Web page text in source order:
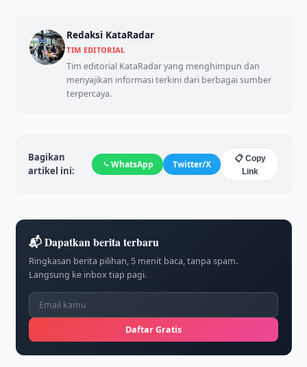
Redaksi KataRadar
TIM EDITORIAL
Tim editorial KataRadar yang menghimpun dan
menyajikan informasi terkini dari berbagai sumber
terpercaya.
Bagikan
artikel ini:
WhatsApp Twitter/X
📋 Copy
Link
📬 Dapatkan berita terbaru
Ringkasan berita pilihan, 5 menit baca, tanpa spam.
Langsung ke inbox tiap pagi.
Daftar Gratis